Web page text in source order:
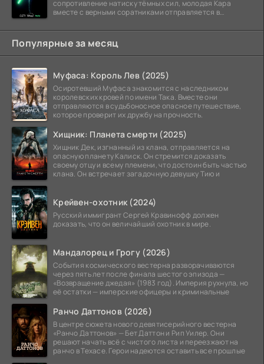
сопротивление натиску тёмных сил, молодая Кара
вместе с верными соратниками отправляется в
Популярные за месяц
Муфаса: Король Лев (2025)
Осиротевший Муфаса знакомится с наследником
королевских кровей по имени Така. Вместе они
отправляются в судьбоносное опасное путешествие,
которое проверит их дружбу на прочность.
Хищник: Планета смерти (2025)
Хищник Дек, изгнанный из клана, отправляется на
опасную планету Калиск. Он стремится доказать
своему отцу и всему племени, что достоин быть частью
клана. Он встречает загадочную девушку Тию и
Крейвен-охотник (2024)
Русский иммигрант Сергей Кравинофф должен
доказать, что он величайший охотник в мире.
Мандалорец и Грогу (2026)
События космического вестерна разворачиваются
через пять лет после финала шестого эпизода —
«Возвращение джедая» (1983 год). Империя рухнула, но
её остатки — имперские офицеры и криминальные
Ранчо Даттонов (2026)
В центре сюжета нового девятисерийного вестерна
«Ранчо Даттонов» — Бет Даттон и Рип Уилер. Они
решают начать всё с чистого листа и переезжают на
ранчо в Техасе. Герои надеются оставить все прошлые